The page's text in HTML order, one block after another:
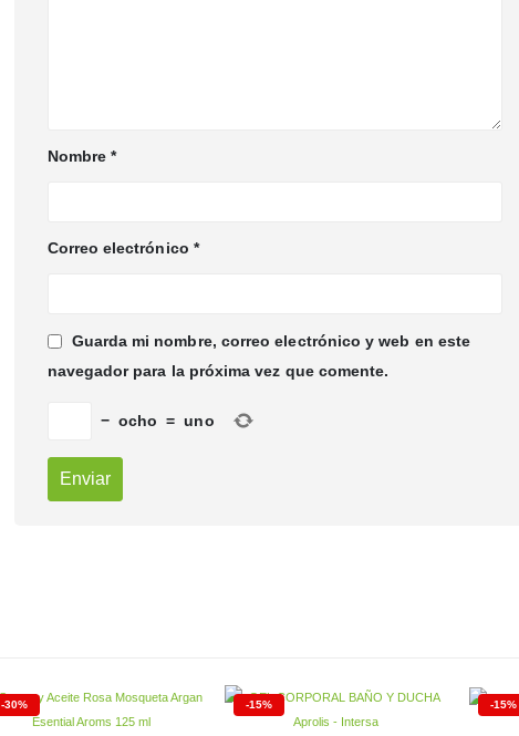
Nombre *
Correo electrónico *
Guarda mi nombre, correo electrónico y web en este
navegador para la próxima vez que comente.
− ocho = uno
-30% -15% -15%